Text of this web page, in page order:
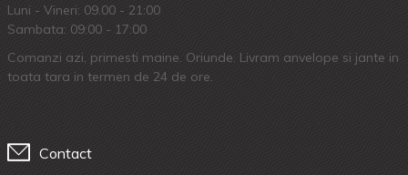
Luni - Vineri: 09.00 - 21:00
Sambata: 09:00 - 17:00
Comanzi azi, primesti maine. Oriunde. Livram anvelope si jante in
toata tara in termen de 24 de ore.
Contact